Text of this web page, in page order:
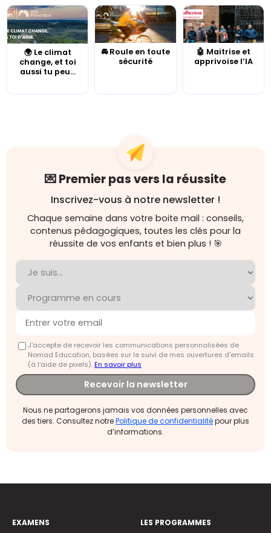
🌍 Le climat
change, et toi
aussi tu peu...
🚘 Roule en toute
sécurité
🤖 Maitrise et
apprivoise l’IA
💌 Premier pas vers la réussite
Inscrivez-vous à notre newsletter !
Chaque semaine dans votre boite mail : conseils,
contenus pédagogiques, toutes les clés pour la
réussite de vos enfants et bien plus ! 🎯
J'accepte de recevoir les communications personnalisées de
Nomad Education, basées sur le suivi de mes ouvertures d'emails
(à l’aide de pixels).En savoir plus
Recevoir la newsletter
Nous ne partagerons jamais vos données personnelles avec
des tiers. Consultez notrePolitique de confidentialitépour plus
d’informations.
EXAMENS
LES PROGRAMMES